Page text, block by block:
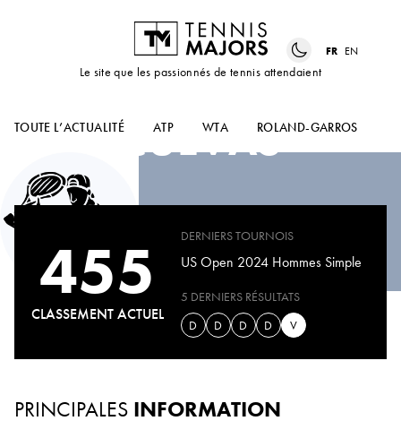
Le site que les passionnés de tennis attendaient
FR EN
TOUTE L’ACTUALITÉ ATP WTA ROLAND-GARROS
PABLO
CUEVAS
455
CLASSEMENT ACTUEL
DERNIERS TOURNOIS
US Open 2024 Hommes Simple
5 DERNIERS RÉSULTATS
D
D D D V
PRINCIPALES INFORMATION